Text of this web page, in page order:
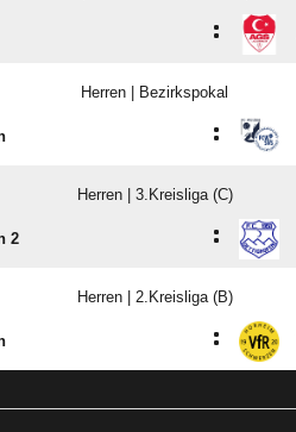
:
Herren | Bezirkspokal
:
Herren | 3.Kreisliga (C)
2 :
Herren | 2.Kreisliga (B)
: